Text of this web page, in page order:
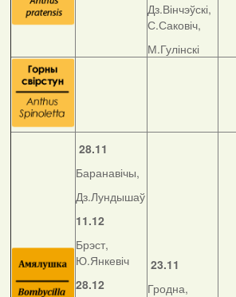
Дз.Вінчэўскі,
С.Саковіч,
М.Гулінскі
28.11
Баранавічы,
Дз.Лундышаў
11.12
Брэст,
Ю.Янкевіч
28.12
23.11
Гродна,